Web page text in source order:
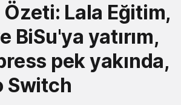
Özeti: Lala Eğitim,
BiSu'ya yatırım,
pek yakında,
Switch